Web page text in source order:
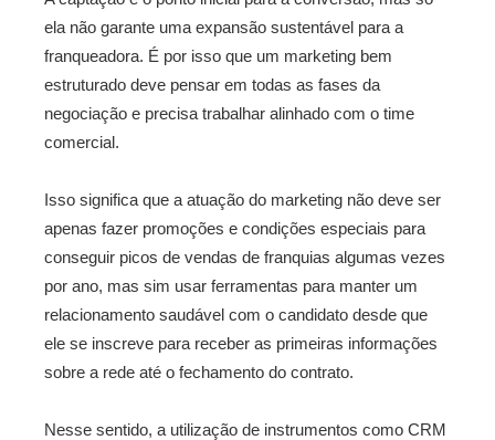
ela não garante uma expansão sustentável para a
franqueadora. É por isso que um marketing bem
estruturado deve pensar em todas as fases da
negociação e precisa trabalhar alinhado com o time
comercial.
Isso significa que a atuação do marketing não deve ser
apenas fazer promoções e condições especiais para
conseguir picos de vendas de franquias algumas vezes
por ano, mas sim usar ferramentas para manter um
relacionamento saudável com o candidato desde que
ele se inscreve para receber as primeiras informações
sobre a rede até o fechamento do contrato.
Nesse sentido, a utilização de instrumentos como CRM